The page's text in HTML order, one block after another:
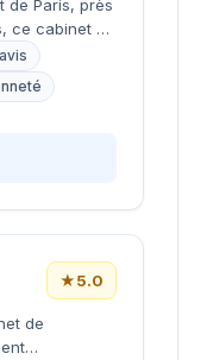
de Paris, près
ce cabinet de
Installé
les
avec une
affiche
de sa
★5.0
de